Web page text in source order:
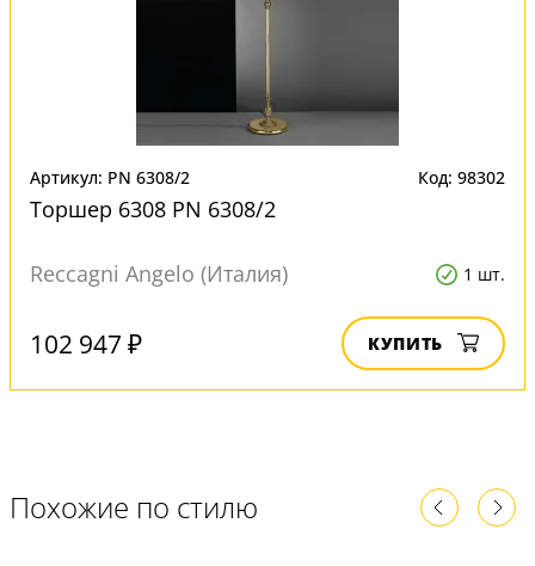
Артикул: PN 6308/2 Код: 98302
Торшер 6308 PN 6308/2
Reccagni Angelo (Италия) 1 шт.
102 947 ₽ КУПИТЬ
Похожие по стилю